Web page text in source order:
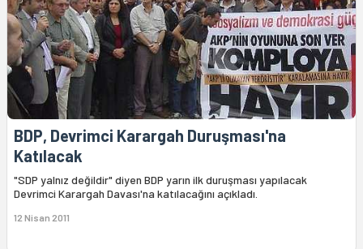
BDP, Devrimci Karargah Duruşması'na
Katılacak
"SDP yalnız değildir" diyen BDP yarın ilk duruşması yapılacak
Devrimci Karargah Davası'na katılacağını açıkladı.
12 Nisan 2011